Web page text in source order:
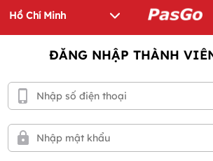
ĐĂNG NHẬP THÀNH